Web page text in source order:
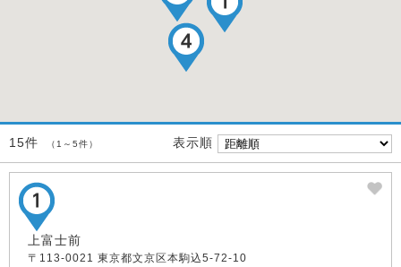
15件 （1～5件） 表示順
上富士前
〒113-0021 東京都文京区本駒込5-72-10